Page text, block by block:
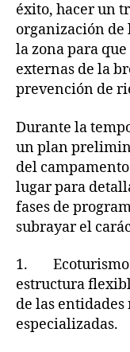
éxito, hacer un
organización
la zona para
externas de la
prevención de
Durante la
un plan
del
lugar para
fases de
subrayar el
1. Ecoturismo
estructura
de las
especializadas.